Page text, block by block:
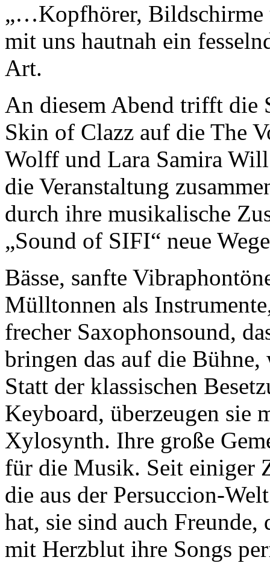
„…Kopfhörer, Bildschirme
mit uns hautnah ein
Art.
An diesem Abend trifft die
Skin of Clazz auf die The
Wolff und Lara Samira
die Veranstaltung
durch ihre musikalische
„Sound of SIFI“ neue
Bässe, sanfte
Mülltonnen als
frecher Saxophonsound,
bringen das auf die Bühne,
Statt der klassischen
Keyboard, überzeugen sie
Xylosynth. Ihre große
für die Musik. Seit einiger
die aus der Persuccion-
hat, sie sind auch
mit Herzblut ihre Songs